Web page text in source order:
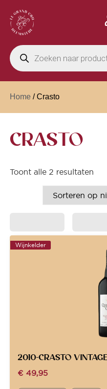
Home / Crasto
CRASTO
Toont alle 2 resultaten
Wijnkelder
2010-CRASTO
€ 49,95